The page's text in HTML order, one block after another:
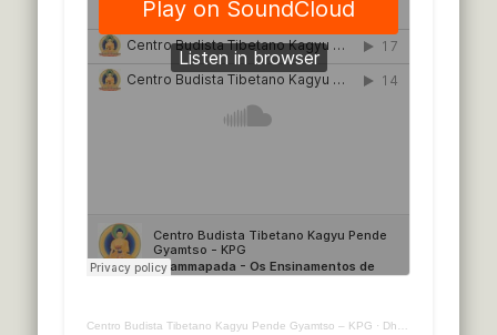
Centro Budista Tibetano Kagyu Pende Gyamtso – KPG · Dhammapada – Os Ensinamentos de Buda em Verso